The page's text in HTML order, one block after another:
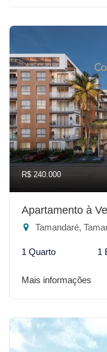
R$ 240.000
Apartamento à
Tamandaré,
1 Quarto 1
Mais informações